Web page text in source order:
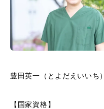
豊田英一（とよだえいいち）
【国家資格】